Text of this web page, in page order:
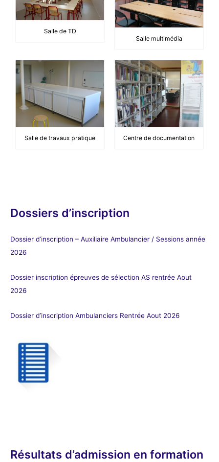
Salle de TD
Salle multimédia
Salle de travaux pratique Centre de documentation
Dossiers d’inscription
Dossier d’inscription – Auxiliaire Ambulancier / Sessions année
2026
Dossier inscription épreuves de sélection AS rentrée Aout
2026
Dossier d’inscription Ambulanciers Rentrée Aout 2026
Résultats d’admission en formation